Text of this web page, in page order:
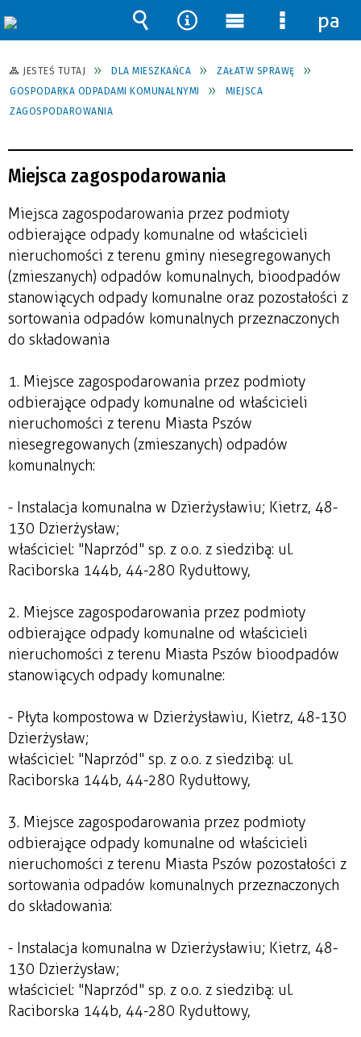
JESTEŚ TUTAJ DLA MIESZKAŃCA
ZAŁATW SPRAWĘ
GOSPODARKA ODPADAMI KOMUNALNYMI
MIEJSCA
ZAGOSPODAROWANIA
Miejsca zagospodarowania
Miejsca zagospodarowania przez podmioty
odbierające odpady komunalne od właścicieli
nieruchomości z terenu gminy niesegregowanych
(zmieszanych) odpadów komunalnych, bioodpadów
stanowiących odpady komunalne oraz pozostałości z
sortowania odpadów komunalnych przeznaczonych
do składowania
1. Miejsce zagospodarowania przez podmioty
odbierające odpady komunalne od właścicieli
nieruchomości z terenu Miasta Pszów
niesegregowanych (zmieszanych) odpadów
komunalnych:
- Instalacja komunalna w Dzierżysławiu; Kietrz, 48-
130 Dzierżysław;
właściciel: "Naprzód" sp. z o.o. z siedzibą: ul.
Raciborska 144b, 44-280 Rydułtowy,
2. Miejsce zagospodarowania przez podmioty
odbierające odpady komunalne od właścicieli
nieruchomości z terenu Miasta Pszów bioodpadów
stanowiących odpady komunalne:
- Płyta kompostowa w Dzierżysławiu, Kietrz, 48-130
Dzierżysław;
właściciel: "Naprzód" sp. z o.o. z siedzibą: ul.
Raciborska 144b, 44-280 Rydułtowy,
3. Miejsce zagospodarowania przez podmioty
odbierające odpady komunalne od właścicieli
nieruchomości z terenu Miasta Pszów pozostałości z
sortowania odpadów komunalnych przeznaczonych
do składowania:
- Instalacja komunalna w Dzierżysławiu; Kietrz, 48-
130 Dzierżysław;
właściciel: "Naprzód" sp. z o.o. z siedzibą: ul.
Raciborska 144b, 44-280 Rydułtowy,
Wyszukiwarka
Narzędzia
Menu
główne
Menu